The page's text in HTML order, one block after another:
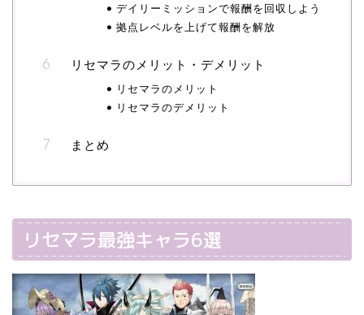
デイリーミッションで報酬を回収しよう
拠点レベルを上げて報酬を解放
リセマラのメリット・デメリット
リセマラのメリット
リセマラのデメリット
まとめ
リセマラ最強キャラ6選